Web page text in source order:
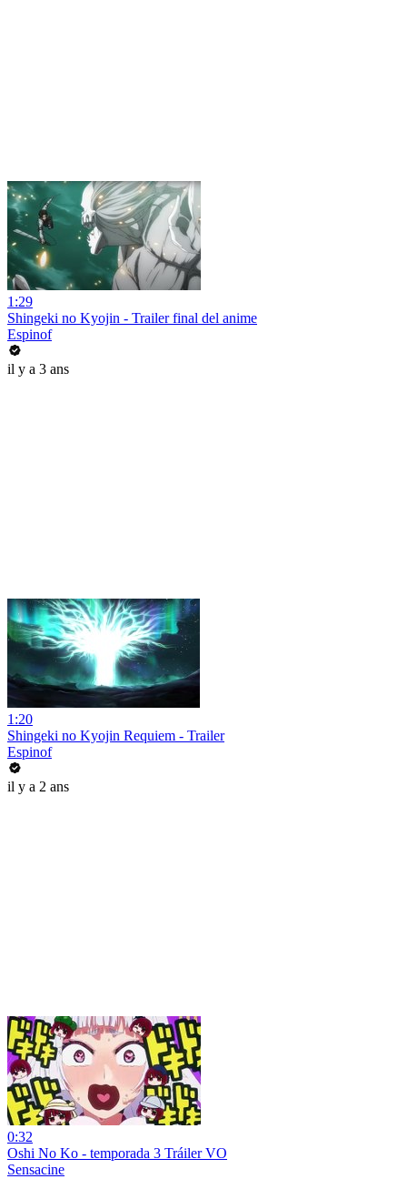
1:29
Shingeki no Kyojin - Trailer final del anime
Espinof
il y a 3 ans
1:20
Shingeki no Kyojin Requiem - Trailer
Espinof
il y a 2 ans
0:32
Oshi No Ko - temporada 3 Tráiler VO
Sensacine